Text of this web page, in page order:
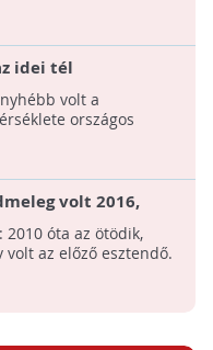
idei tél
volt a
országos
volt 2016,
esztendőt
óta az ötödik,
az előző esztendő.